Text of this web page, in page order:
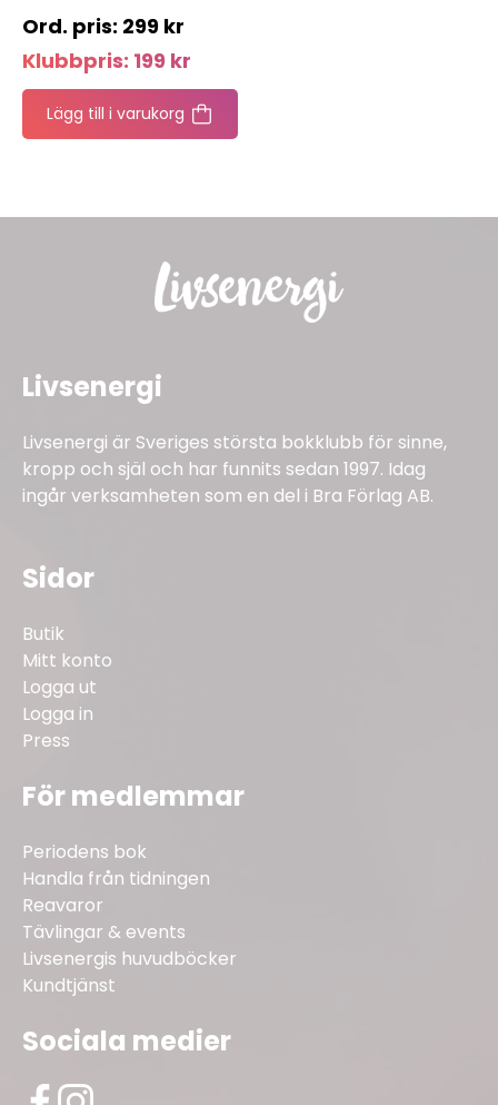
299 kr
Klubbpris: 199 kr
Lägg till i varukorg
Livsenergi
Livsenergi är Sveriges största bokklubb för sinne,
kropp och själ och har funnits sedan 1997. Idag
ingår verksamheten som en del i Bra Förlag AB.
Sidor
Butik
Mitt konto
Logga ut
Logga in
Press
För medlemmar
Periodens bok
Handla från tidningen
Reavaror
Tävlingar & events
Livsenergis huvudböcker
Kundtjänst
Sociala medier